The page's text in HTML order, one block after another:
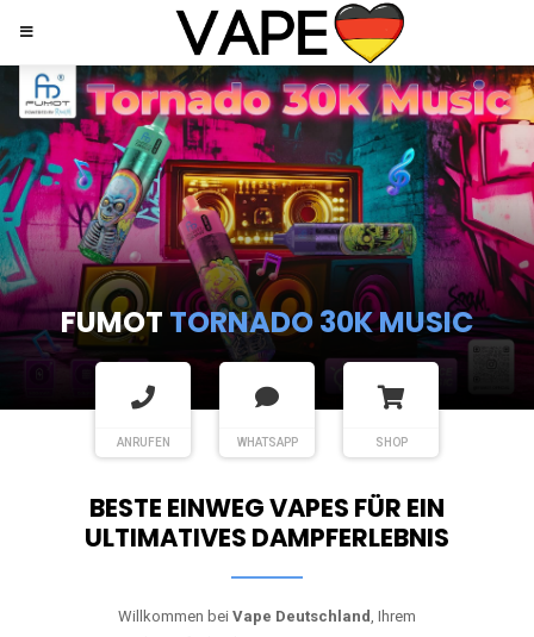
FUMOT TORNADO 30K MUSIC
ANRUFEN WHATSAPP SHOP
BESTE EINWEG VAPES FÜR EIN
ULTIMATIVES DAMPFERLEBNIS
Willkommen bei Vape Deutschland, Ihrem